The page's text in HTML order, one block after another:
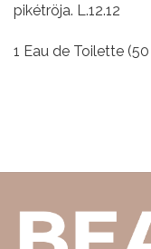
pikétröja. L.12.12
1 Eau de Toilette